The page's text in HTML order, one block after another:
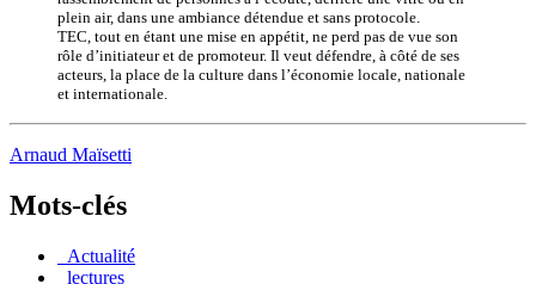
plein air, dans une ambiance détendue et sans protocole.
TEC, tout en étant une mise en appétit, ne perd pas de vue son
rôle d’initiateur et de promoteur. Il veut défendre, à côté de ses
acteurs, la place de la culture dans l’économie locale, nationale
et internationale.
Arnaud Maïsetti
Mots-clés
_Actualité
_lectures